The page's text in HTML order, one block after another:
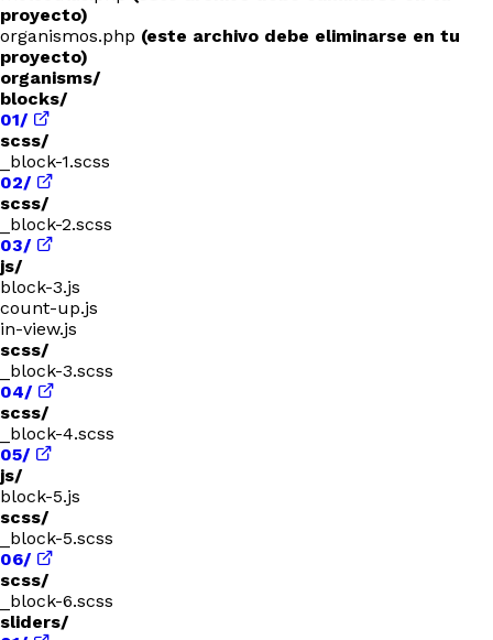
proyecto)
organismos.php (este archivo debe eliminarse en tu
proyecto)
organisms/
blocks/
01/
scss/
_block-1.scss
02/
scss/
_block-2.scss
03/
js/
block-3.js
count-up.js
in-view.js
scss/
_block-3.scss
04/
scss/
_block-4.scss
05/
js/
block-5.js
scss/
_block-5.scss
06/
scss/
_block-6.scss
sliders/